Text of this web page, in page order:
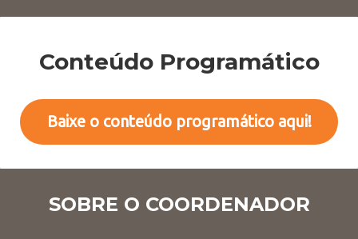
Conteúdo Programático
Baixe o conteúdo programático aqui!
SOBRE O COORDENADOR